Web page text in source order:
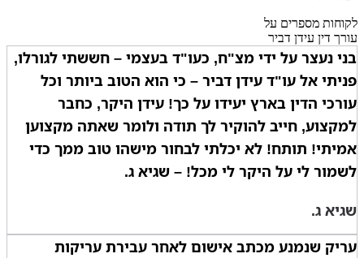
לקוחות מספרים על
עורך דין עידן דביר
בני נעצר על ידי מצ"ח, כעו"ד בעצמי – חששתי לגורלו,
פניתי אל עו"ד עידן דביר – כי הוא הטוב ביותר וכל
עורכי הדין בארץ יעידו על כך! עידן היקר, כחבר
למקצוע, חייב להוקיר לך תודה ולומר שאתה מקצוען
אמיתי! תותח! לא יכלתי לבחור מישהו טוב ממך כדי
לשמור לי על היקר לי מכל! – שגיא ג.
שגיא ג.
עריק שנמנע מכתב אישום לאחר עבירת עריקות